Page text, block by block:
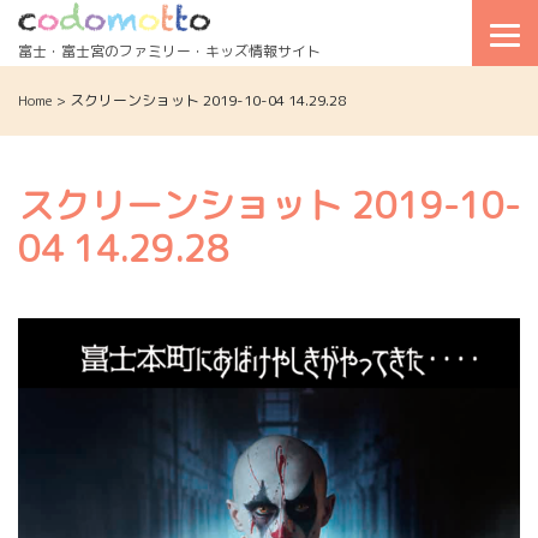
Skip
to
content
富士・富士宮のファミリー・キッズ情報サイト
Home > スクリーンショット 2019-10-04 14.29.28
スクリーンショット 2019-10-
04 14.29.28